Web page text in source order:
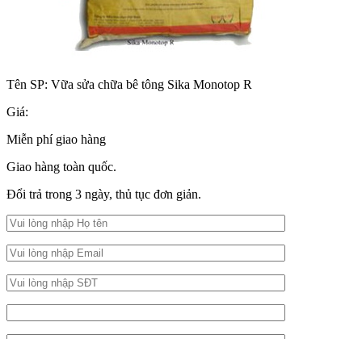
Tên SP: Vữa sửa chữa bê tông Sika Monotop R
Giá:
Miễn phí giao hàng
Giao hàng toàn quốc.
Đổi trả trong 3 ngày, thủ tục đơn giản.